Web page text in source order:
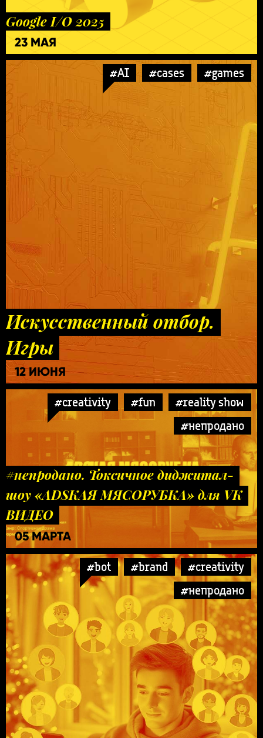
Google I/O 2025
23 МАЯ
#AI #cases #games
Искусственный отбор.
Игры
12 ИЮНЯ
#creativity #fun
#reality show
#непродано
#непродано. Токсичное диджитал-
шоу «ADSКАЯ МЯСОРУБКА» для VK
ВИДЕО
05 МАРТА
#bot #brand
#creativity
#непродано